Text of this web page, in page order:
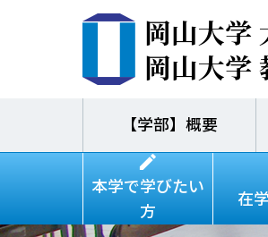
岡山大学
岡山大学
【学部】概要
本学で学びたい
方
在